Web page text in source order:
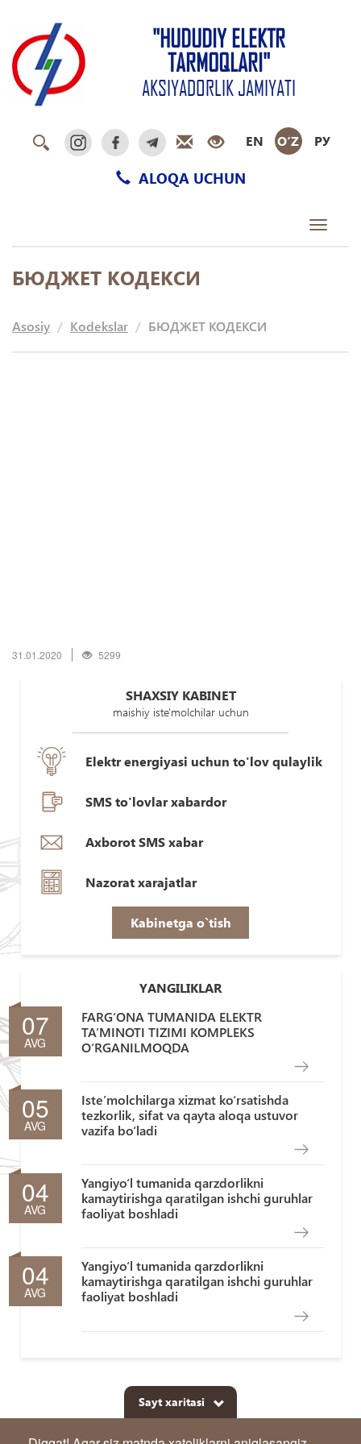
"HUDUDIY ELEKTR
TARMOQLARI"
AKSIYADORLIK JAMIYATI
EN O‘Z РУ
ALOQA UCHUN
Toggle
БЮДЖЕТ КОДЕКСИ
Asosiy Kodekslar БЮДЖЕТ КОДЕКСИ
31.01.2020 5299
SHAXSIY KABINET
maishiy iste'molchilar uchun
Elektr energiyasi uchun to'lov qulaylik
SMS to'lovlar xabardor
Axborot SMS xabar
Nazorat xarajatlar
Kabinetga o`tish
YANGILIKLAR
07
AVG
FARG‘ONA TUMANIDA ELEKTR
TA’MINOTI TIZIMI KOMPLEKS
O‘RGANILMOQDA
05
AVG
Iste’molchilarga xizmat ko‘rsatishda
tezkorlik, sifat va qayta aloqa ustuvor
vazifa bo‘ladi
04
AVG
Yangiyo‘l tumanida qarzdorlikni
kamaytirishga qaratilgan ishchi guruhlar
faoliyat boshladi
04
AVG
Yangiyo‘l tumanida qarzdorlikni
kamaytirishga qaratilgan ishchi guruhlar
faoliyat boshladi
Sayt xaritasi